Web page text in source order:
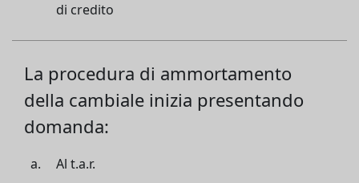
di credito
La procedura di ammortamento
della cambiale inizia presentando
domanda:
Al t.a.r.